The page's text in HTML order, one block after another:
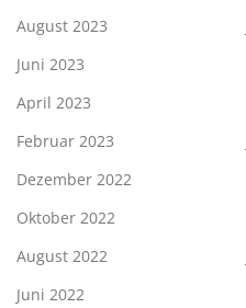
August 2023
Juni 2023
April 2023
Februar 2023
Dezember 2022
Oktober 2022
August 2022
Juni 2022